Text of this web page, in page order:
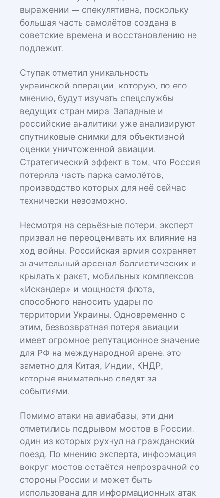
выражении — спекулятивна, поскольку
большая часть самолётов создана в
советские времена и восстановлению не
подлежит.
Ступак отметил уникальность
украинской операции, которую, по его
мнению, будут изучать спецслужбы
ведущих стран мира. Западные и
российские аналитики уже анализируют
спутниковые снимки для объективной
оценки уничтоженной авиации.
Стратегический эффект в том, что Россия
потеряла часть парка самолётов,
производство которых для неё сейчас
технически невозможно.
Несмотря на серьёзные потери, эксперт
призвал не переоценивать их влияние на
ход войны. Российская армия сохраняет
значительный арсенал баллистических и
крылатых ракет, мобильных комплексов
«Искандер» и мощностя флота,
способного наносить удары по
территории Украины. Одновременно с
этим, безвозвратная потеря авиации
имеет огромное репутационное значение
для РФ на международной арене: это
заметно для Китая, Индии, КНДР,
которые внимательно следят за
событиями.
Помимо атаки на авиабазы, эти дни
отметились подрывом мостов в России,
один из которых рухнул на гражданский
поезд. По мнению эксперта, информация
вокруг мостов остаётся непрозрачной со
стороны России и может быть
использована для информационных атак